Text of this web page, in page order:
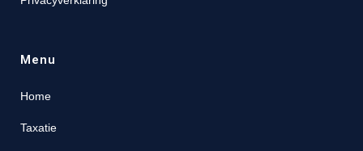
Menu
Home
Taxatie